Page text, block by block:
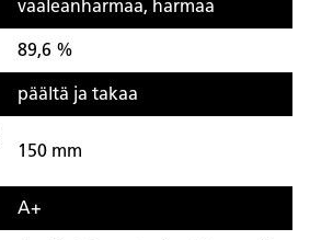
vaaleanharmaa, harmaa
89,6 %
päältä ja takaa
150 mm
A+